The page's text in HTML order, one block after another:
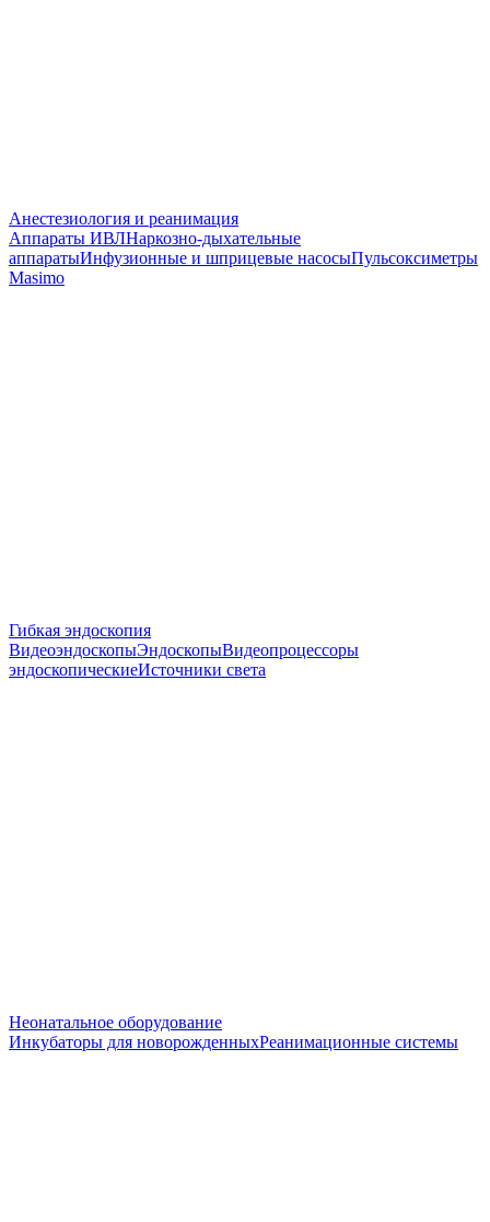
Анестезиология и реанимация
Аппараты ИВЛНаркозно-дыхательные
аппаратыИнфузионные и шприцевые насосыПульсоксиметры
Masimo
Гибкая эндоскопия
ВидеоэндоскопыЭндоскопыВидеопроцессоры
эндоскопическиеИсточники света
Неонатальное оборудование
Инкубаторы для новорожденныхРеанимационные системы